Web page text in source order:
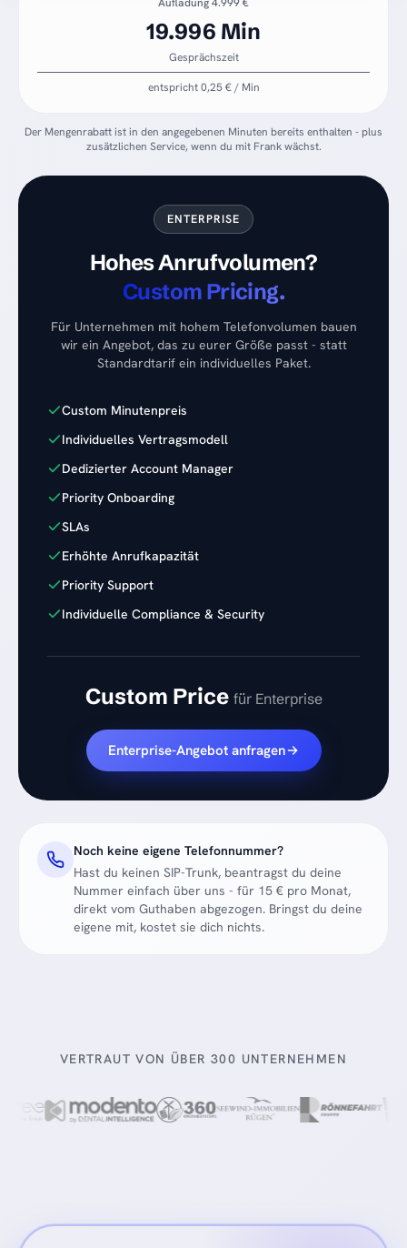
19.996 Min
Gesprächszeit
entspricht 0,25 € / Min
Der Mengenrabatt ist in den angegebenen Minuten bereits enthalten - plus
zusätzlichen Service, wenn du mit Frank wächst.
ENTERPRISE
Hohes Anrufvolumen?
Custom Pricing.
Für Unternehmen mit hohem Telefonvolumen bauen
wir ein Angebot, das zu eurer Größe passt - statt
Standardtarif ein individuelles Paket.
Custom Minutenpreis
Individuelles Vertragsmodell
Dedizierter Account Manager
Priority Onboarding
SLAs
Erhöhte Anrufkapazität
Priority Support
Individuelle Compliance & Security
Custom Price für Enterprise
Enterprise-Angebot anfragen
Noch keine eigene Telefonnummer?
Hast du keinen SIP-Trunk, beantragst du deine
Nummer einfach über uns - für 15 € pro Monat,
direkt vom Guthaben abgezogen. Bringst du deine
eigene mit, kostet sie dich nichts.
VERTRAUT VON ÜBER 300 UNTERNEHMEN